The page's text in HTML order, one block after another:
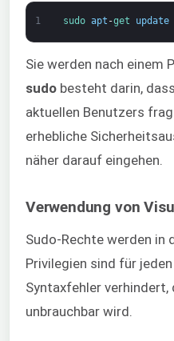
1 sudo apt -get update
Sie werden nach
sudo besteht darin, dass
aktuellen Benutzers
erhebliche
näher darauf eingehen.
Verwendung von
Sudo-Rechte werden in
Privilegien sind für
Syntaxfehler
unbrauchbar wird.